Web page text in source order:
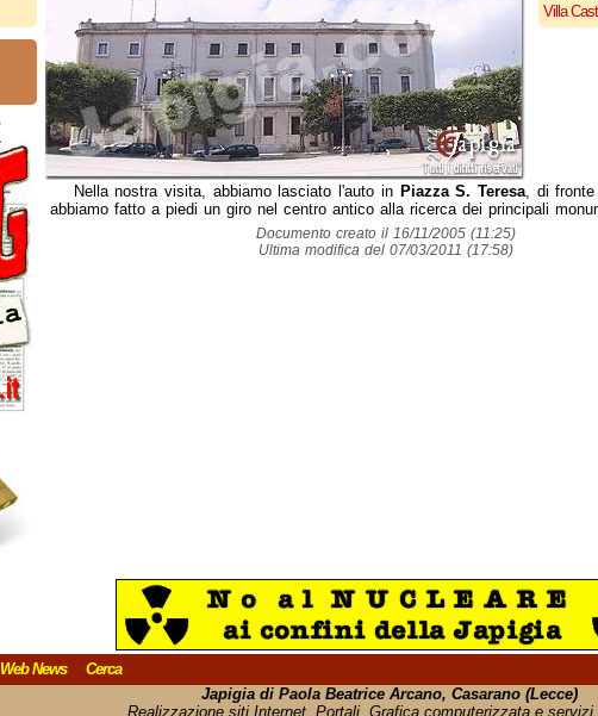
Villa
Nella nostra visita, abbiamo lasciato l'auto in Piazza S. Teresa, di fronte
abbiamo fatto a piedi un giro nel centro antico alla ricerca dei principali
Documento creato il 16/11/2005 (11:25)
Ultima modifica del 07/03/2011 (17:58)
Web News
Cerca
Japigia di Paola Beatrice Arcano, Casarano (Lecce)
Realizzazione siti Internet, Portali, Grafica computerizzata e servizi